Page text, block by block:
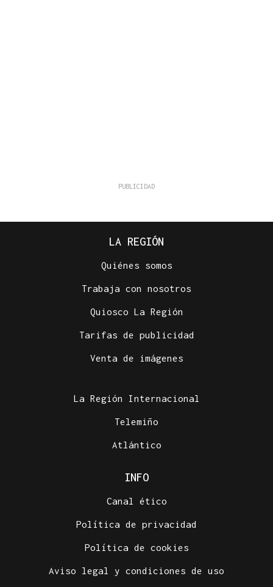
LA REGIÓN
Quiénes somos
Trabaja con nosotros
Quiosco La Región
Tarifas de publicidad
Venta de imágenes
La Región Internacional
Telemiño
Atlántico
INFO
Canal ético
Política de privacidad
Política de cookies
Aviso legal y condiciones de uso